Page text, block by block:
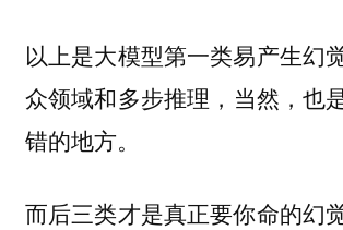
以上是大模型第一类易产生幻
众领域和多步推理 ，当然，也
错的地方。
而后三类才是真正要你命的幻